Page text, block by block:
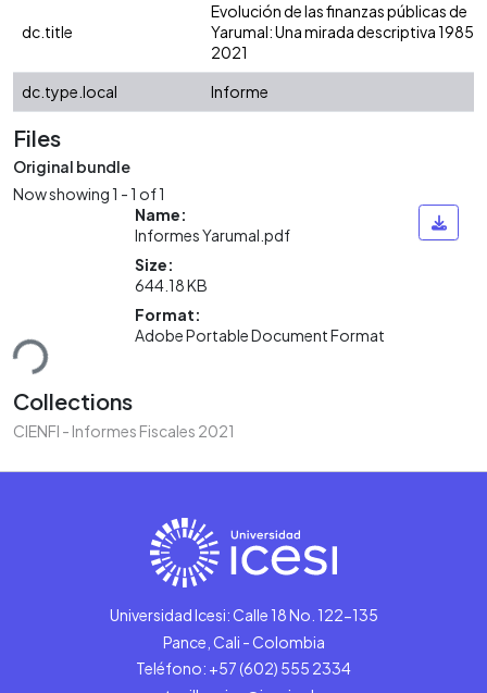
dc.title
Evolución de las finanzas públicas de
Yarumal: Una mirada descriptiva 1985 -
2021
dc.type.local
Informe
Files
Original bundle
Now showing1 - 1 of 1
Name:
Informes Yarumal.pdf
Size:
644.18 KB
Format:
Adobe Portable Document Format
Collections
CIENFI - Informes Fiscales 2021
Universidad Icesi: Calle 18 No. 122-135
Pance, Cali - Colombia
Teléfono: +57 (602) 555 2334